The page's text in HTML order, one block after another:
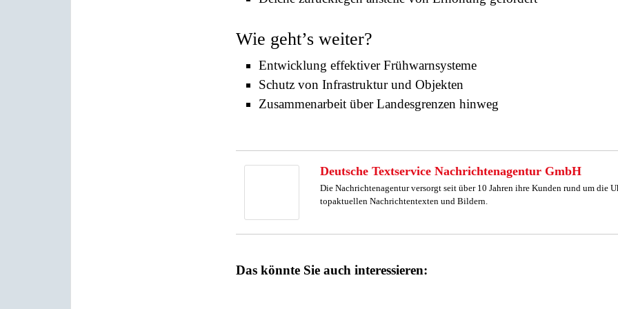
Wie geht’s weiter?
Entwicklung effektiver Frühwarnsysteme
Schutz von Infrastruktur und Objekten
Zusammenarbeit über Landesgrenzen hinweg
Deutsche Textservice Nachrichtenagentur GmbH
Die Nachrichtenagentur versorgt seit über 10 Jahren ihre Kunden rund um die
topaktuellen Nachrichtentexten und Bildern.
Das könnte Sie auch interessieren: